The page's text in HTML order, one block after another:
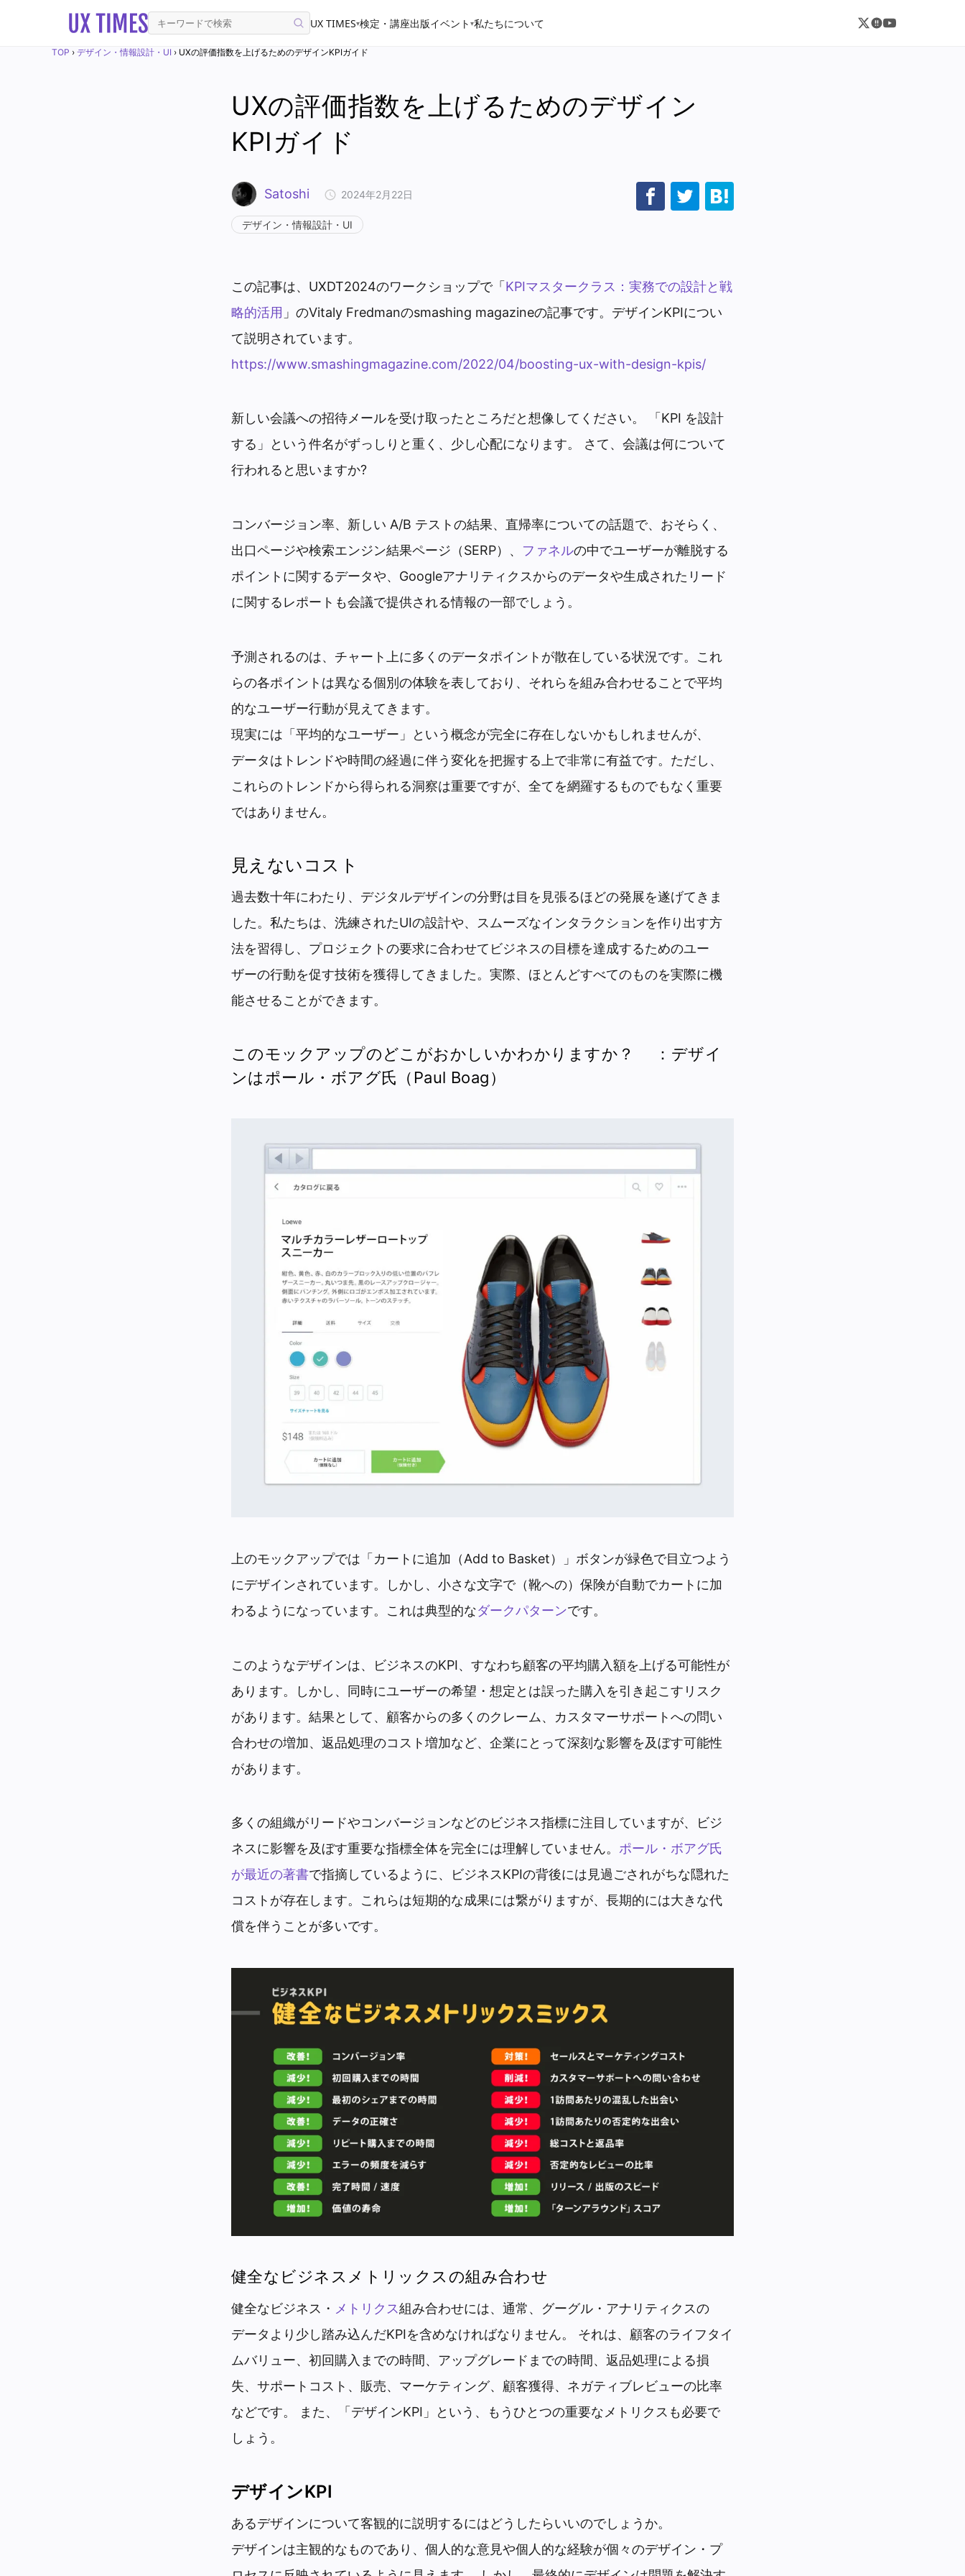
UX TIMES▾検定・講座出版イベント ▾私たちについて
TOP › デザイン・情報設計・UI › UXの評価指数を上げるためのデザインKPIガイド
UXの評価指数を上げるためのデザイン
KPIガイド
Satoshi 2024年2月22日
デザイン・情報設計・UI
この記事は、UXDT2024のワークショップで「 KPIマスタークラス：実務での設計と戦
略的活用 」のVitaly Fredmanのsmashing magazineの記事です。デザインKPIについ
て説明されています。
https://www.smashingmagazine.com/2022/04/boosting-ux-with-design-kpis/
新しい会議への招待メールを受け取ったところだと想像してください。 「KPI を設計
する」という件名がずっしりと重く、少し心配になります。 さて、会議は何について
行われると思いますか?
コンバージョン率、新しい A/B テストの結果、直帰率についての話題で、おそらく、
出口ページや検索エンジン結果ページ（SERP）、 ファネルの中でユーザーが離脱する
ポイントに関するデータや、Googleアナリティクスからのデータや生成されたリード
に関するレポートも会議で提供される情報の一部でしょう。
予測されるのは、チャート上に多くのデータポイントが散在している状況です。これ
らの各ポイントは異なる個別の体験を表しており、それらを組み合わせることで平均
的なユーザー行動が見えてきます。
現実には「平均的なユーザー」という概念が完全に存在しないかもしれませんが、
データはトレンドや時間の経過に伴う変化を把握する上で非常に有益です。ただし、
これらのトレンドから得られる洞察は重要ですが、全てを網羅するものでもなく重要
ではありません。
見えないコスト
過去数十年にわたり、デジタルデザインの分野は目を見張るほどの発展を遂げてきま
した。私たちは、洗練されたUIの設計や、スムーズなインタラクションを作り出す方
法を習得し、プロジェクトの要求に合わせてビジネスの目標を達成するためのユー
ザーの行動を促す技術を獲得してきました。実際、ほとんどすべてのものを実際に機
能させることができます。
このモックアップのどこがおかしいかわかりますか？ ：デザイ
ンはポール・ボアグ氏（Paul Boag）
上のモックアップでは「カートに追加（Add to Basket）」ボタンが緑色で目立つよう
にデザインされています。しかし、小さな文字で（靴への）保険が自動でカートに加
わるようになっています。これは典型的なダークパターンです。
このようなデザインは、ビジネスのKPI、すなわち顧客の平均購入額を上げる可能性が
あります。しかし、同時にユーザーの希望・想定とは誤った購入を引き起こすリスク
があります。結果として、顧客からの多くのクレーム、カスタマーサポートへの問い
合わせの増加、返品処理のコスト増加など、企業にとって深刻な影響を及ぼす可能性
があります。
多くの組織がリードやコンバージョンなどのビジネス指標に注目していますが、ビジ
ネスに影響を及ぼす重要な指標全体を完全には理解していません。 ポール・ボアグ氏
が最近の著書で指摘しているように、ビジネスKPIの背後には見過ごされがちな隠れた
コストが存在します。これらは短期的な成果には繋がりますが、長期的には大きな代
償を伴うことが多いです。
健全なビジネスメトリックスの組み合わせ
健全なビジネス・ メトリクス組み合わせには、通常、グーグル・アナリティクスの
データより少し踏み込んだKPIを含めなければなりません。 それは、顧客のライフタイ
ムバリュー、初回購入までの時間、アップグレードまでの時間、返品処理による損
失、サポートコスト、販売、マーケティング、顧客獲得、ネガティブレビューの比率
などです。 また、「デザインKPI」という、もうひとつの重要なメトリクスも必要で
しょう。
デザインKPI
あるデザインについて客観的に説明するにはどうしたらいいのでしょうか。
デザインは主観的なものであり、個人的な意見や個人的な経験が個々のデザイン・プ